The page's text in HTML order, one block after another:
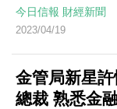
今日信報 財經新聞
2023/04/19
金管局新星
總裁 熟悉金